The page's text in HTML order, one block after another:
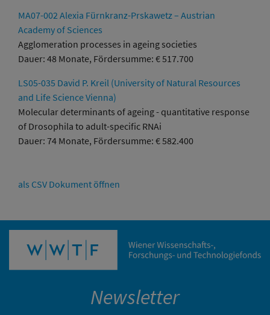
MA07-002 Alexia Fürnkranz-Prskawetz – Austrian
Academy of Sciences
Agglomeration processes in ageing societies
Dauer: 48 Monate, Fördersumme: € 517.700
LS05-035 David P. Kreil (University of Natural Resources
and Life Science Vienna)
Molecular determinants of ageing - quantitative response
of Drosophila to adult-specific RNAi
Dauer: 74 Monate, Fördersumme: € 582.400
als CSV Dokument öffnen
Newsletter